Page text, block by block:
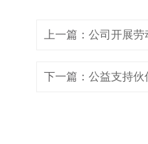
上一篇：公司开展劳
下一篇：公益支持